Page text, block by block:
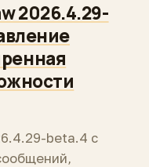
2026.4.29-
beta.4 с